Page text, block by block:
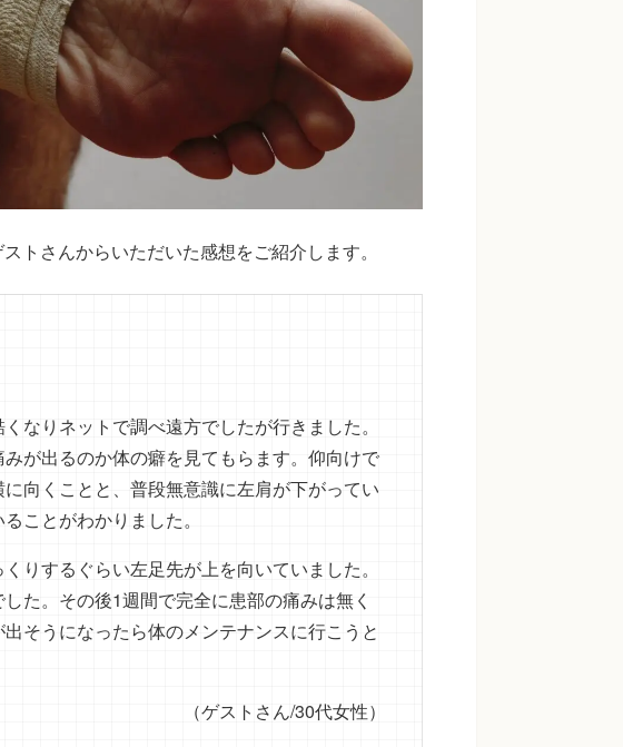
トさんからいただいた感想をご紹介します。
なりネットで調べ遠方でしたが行きました。
が出るのか体の癖を見てもらます。仰向けで
向くことと、普段無意識に左肩が下がってい
ことがわかりました。
りするぐらい左足先が上を向いていました。
た。その後1週間で完全に患部の痛みは無く
そうになったら体のメンテナンスに行こうと
（ゲストさん/30代女性）